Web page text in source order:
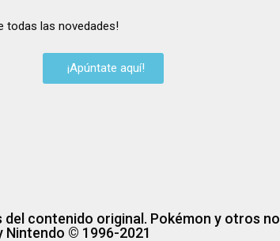
todas las novedades!
¡Apúntate aquí!
contenido original. Pokémon y otros
Nintendo © 1996-2021